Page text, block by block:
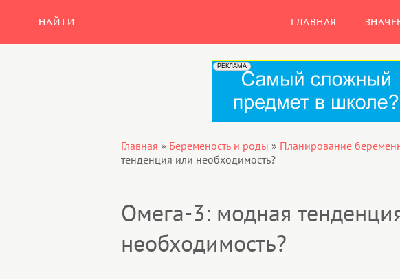
НАЙТИ ГЛАВНАЯ
Главная » Беременость и роды » Планирование
тенденция или необходимость?
Омега-3: модная
необходимость?